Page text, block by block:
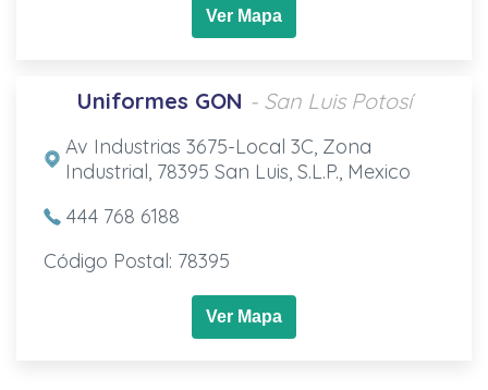
Ver Mapa
Uniformes GON - San Luis Potosí
Av Industrias 3675-Local 3C, Zona
Industrial, 78395 San Luis, S.L.P., Mexico
444 768 6188
Código Postal: 78395
Ver Mapa